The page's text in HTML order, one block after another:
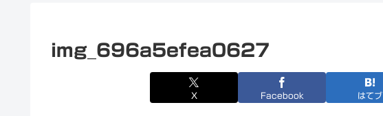
img_696a5efea0627
X Facebook はてブ